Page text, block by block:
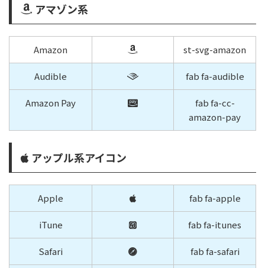
アマゾン系
Amazon st-svg-amazon
Audible fab fa-audible
Amazon Pay
fab fa-cc-
amazon-pay
アップル系アイコン
Apple fab fa-apple
iTune fab fa-itunes
Safari fab fa-safari